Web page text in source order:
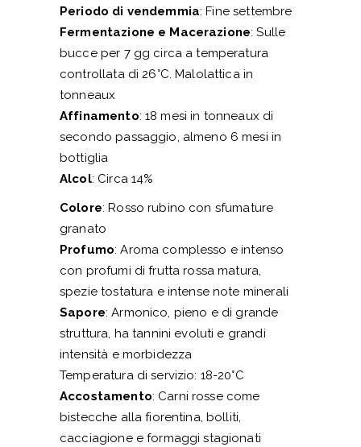
Periodo di vendemmia: Fine settembre
Fermentazione e Macerazione: Sulle
bucce per 7 gg circa a temperatura
controllata di 26°C. Malolattica in
tonneaux
Affinamento: 18 mesi in tonneaux di
secondo passaggio, almeno 6 mesi in
bottiglia
Alcol: Circa 14%
Colore: Rosso rubino con sfumature
granato
Profumo: Aroma complesso e intenso
con profumi di frutta rossa matura,
spezie tostatura e intense note minerali
Sapore: Armonico, pieno e di grande
struttura, ha tannini evoluti e grandi
intensità e morbidezza
Temperatura di servizio: 18-20°C
Accostamento: Carni rosse come
bistecche alla fiorentina, bolliti,
cacciagione e formaggi stagionati